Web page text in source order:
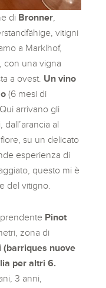
di Bronner
vitigni
a Marklhof,
con una vigna
a ovest. Un vino
(6 mesi di
arrivano gli
al
su un delicato
esperienza di
questo mi è
del vitigno.
Pinot
zona di
(barriques nuove
per altri 6.
3 anni,